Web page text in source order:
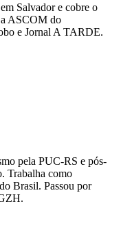
Salvador e cobre o
ASCOM do
e Jornal A TARDE.
pela PUC-RS e pós-
Trabalha como
Brasil. Passou por